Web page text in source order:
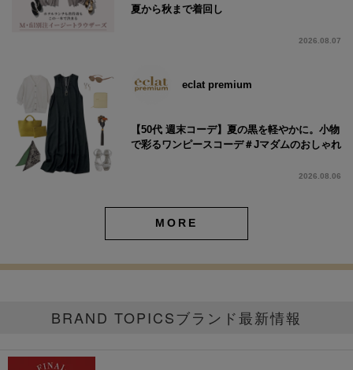
夏から秋まで着回し
2026.08.07
eclat premium
【50代 週末コーデ】夏の黒を軽やかに。小物
で彩るワンピースコーデ＃Jマダムのおしゃれ
2026.08.06
MORE
BRAND TOPICSブランド最新情報